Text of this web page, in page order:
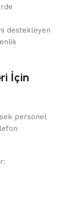
destekleyen
İçin
personel